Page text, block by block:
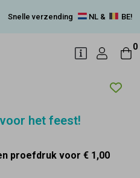
Snelle verzending NL & BE!
0
het feest!
proefdruk voor € 1,00